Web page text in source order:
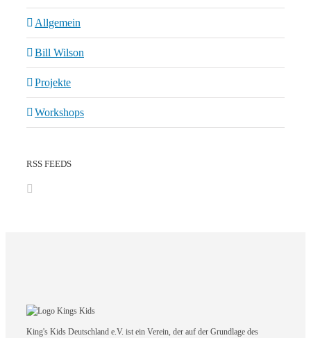
Allgemein
Bill Wilson
Projekte
Workshops
RSS FEEDS
King's Kids Deutschland e.V. ist ein Verein, der auf der Grundlage des